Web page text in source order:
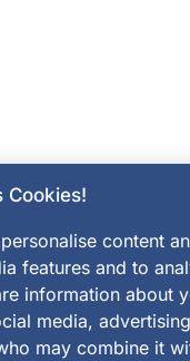
Cookies!
content
features and to
information about
media,
may combine it